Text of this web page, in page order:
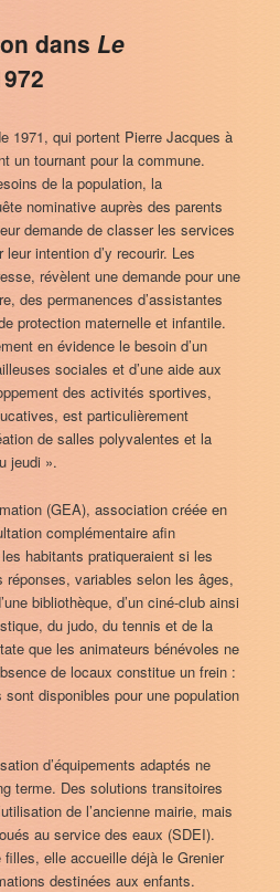
dans Le
1971, qui portent Pierre Jacques à
un tournant pour la commune.
de la population, la
nominative auprès des parents
demande de classer les services
intention d’y recourir. Les
révèlent une demande pour une
des permanences d’assistantes
protection maternelle et infantile.
en évidence le besoin d’un
sociales et d’une aide aux
des activités sportives,
est particulièrement
de salles polyvalentes et la
jeudi ».
(GEA), association créée en
complémentaire afin
habitants pratiqueraient si les
variables selon les âges,
bibliothèque, d’un ciné-club ainsi
du judo, du tennis et de la
que les animateurs bénévoles ne
de locaux constitue un frein :
disponibles pour une population
d’équipements adaptés ne
terme. Des solutions transitoires
de l’ancienne mairie, mais
au service des eaux (SDEI).
filles, elle accueille déjà le Grenier
destinées aux enfants.